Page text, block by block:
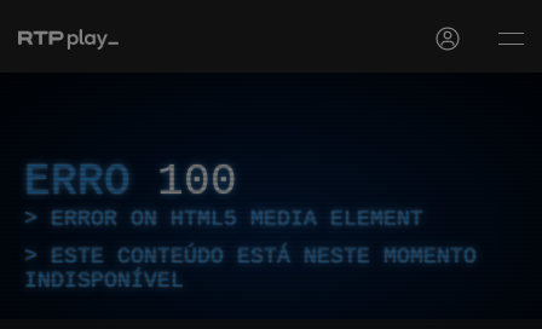
ERRO 100
ERROR ON HTML5 MEDIA ELEMENT
ESTE CONTEÚDO ESTÁ NESTE MOMENTO
INDISPONÍVEL